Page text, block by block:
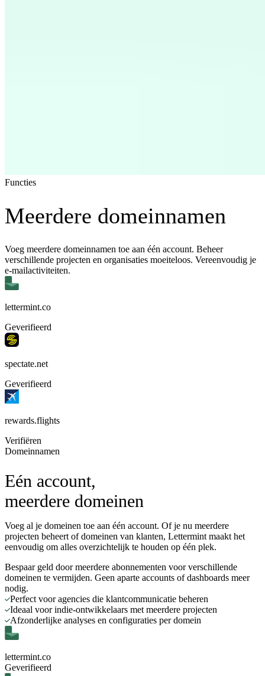
Functies
Meerdere domeinnamen
Voeg meerdere domeinnamen toe aan één account. Beheer
verschillende projecten en organisaties moeiteloos. Vereenvoudig je
e-mailactiviteiten.
lettermint.co
Geverifieerd
spectate.net
Geverifieerd
rewards.flights
Verifiëren
Domeinnamen
Eén account,
meerdere domeinen
Voeg al je domeinen toe aan één account. Of je nu meerdere
projecten beheert of domeinen van klanten, Lettermint maakt het
eenvoudig om alles overzichtelijk te houden op één plek.
Bespaar geld door meerdere abonnementen voor verschillende
domeinen te vermijden. Geen aparte accounts of dashboards meer
nodig.
Perfect voor agencies die klantcommunicatie beheren
Ideaal voor indie-ontwikkelaars met meerdere projecten
Afzonderlijke analyses en configuraties per domein
lettermint.co
Geverifieerd